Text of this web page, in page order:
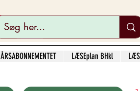
ÅRSABONNEMENTET LÆSEplan BHkl